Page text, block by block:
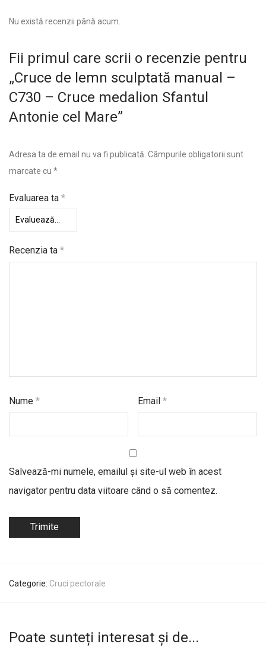
Nu există recenzii până acum.
Fii primul care scrii o recenzie pentru
„Cruce de lemn sculptată manual –
C730 – Cruce medalion Sfantul
Antonie cel Mare”
Adresa ta de email nu va fi publicată. Câmpurile obligatorii sunt
marcate cu *
Evaluarea ta *
Recenzia ta *
Nume * Email*
Salvează-mi numele, emailul și site-ul web în acest
navigator pentru data viitoare când o să comentez.
Categorie: Cruci pectorale
Poate sunteți interesat și de...